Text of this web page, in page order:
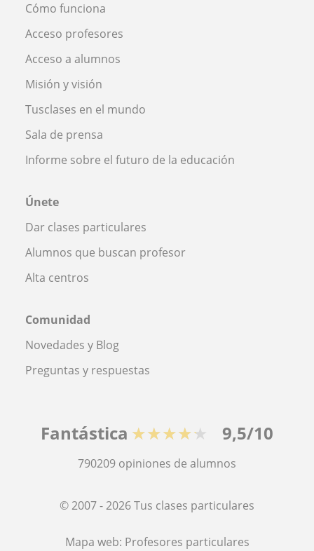
Cómo funciona
Acceso profesores
Acceso a alumnos
Misión y visión
Tusclases en el mundo
Sala de prensa
Informe sobre el futuro de la educación
Únete
Dar clases particulares
Alumnos que buscan profesor
Alta centros
Comunidad
Novedades y Blog
Preguntas y respuestas
Fantástica ★★★★★ 9,5/10
790209 opiniones de alumnos
© 2007 - 2026 Tus clases particulares
Mapa web: Profesores particulares